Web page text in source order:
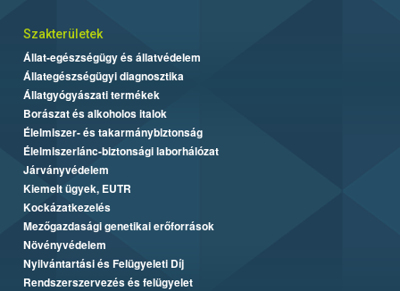
Szakterületek
Állat-egészségügy és állatvédelem
Állategészségügyi diagnosztika
Állatgyógyászati termékek
Borászat és alkoholos italok
Élelmiszer- és takarmánybiztonság
Élelmiszerlánc-biztonsági laborhálózat
Járványvédelem
Kiemelt ügyek, EUTR
Kockázatkezelés
Mezőgazdasági genetikai erőforrások
Növényvédelem
Nyilvántartási és Felügyeleti Díj
Rendszerszervezés és felügyelet